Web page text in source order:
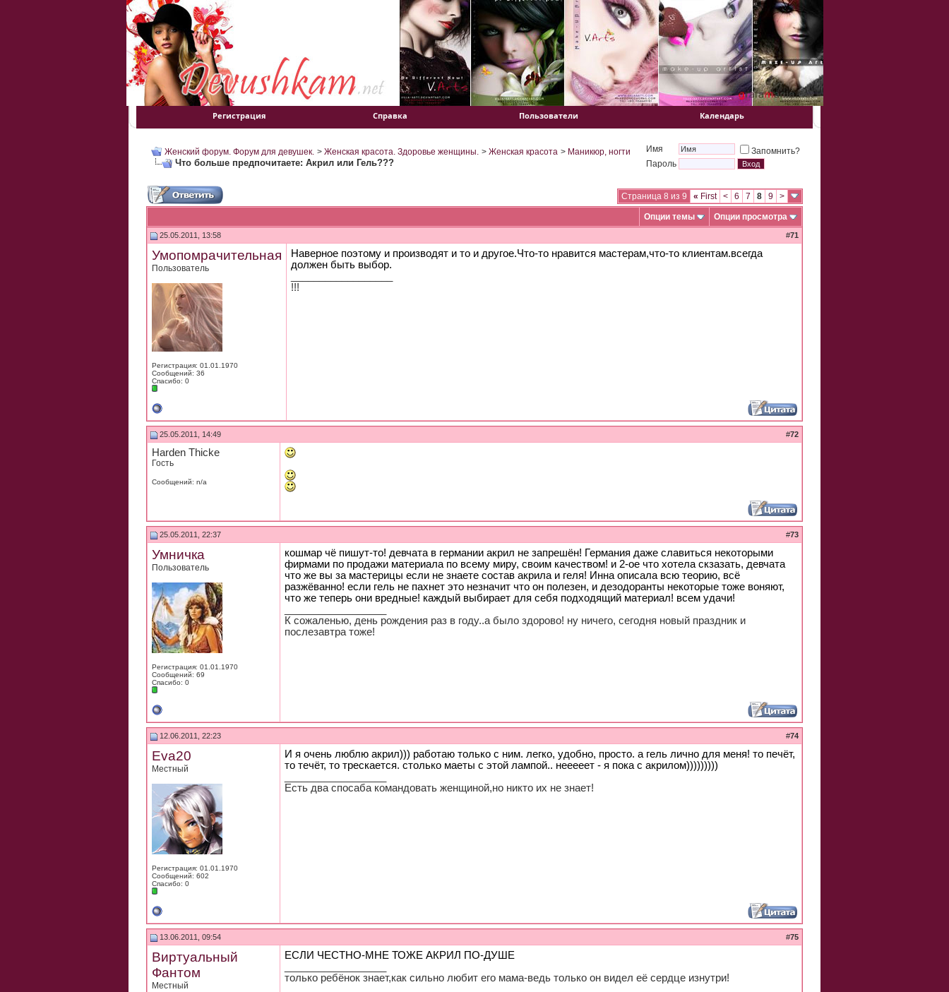
Регистрация Справка Пользователи Календарь
Женский форум. Форум для девушек. > Женская красота. Здоровье женщины. > Женская красота > Маникюр, ногти
Что больше предпочитаете: Акрил или Гель???
Имя
Запомнить?
Пароль
Страница 8 из 9 « First < 6 7 8 9 >
Опции темы Опции просмотра
25.05.2011, 13:58 #71
Умопомрачительная
Пользователь
Регистрация: 01.01.1970
Сообщений: 36
Спасибо: 0
Наверное поэтому и производят и то и другое.Что-то нравится мастерам,что-то клиентам.всегда
должен быть выбор.
!!!
25.05.2011, 14:49 #72
Harden Thicke
Гость
Сообщений: n/a
25.05.2011, 22:37 #73
Умничка
Пользователь
Регистрация: 01.01.1970
Сообщений: 69
Спасибо: 0
кошмар чё пишут-то! девчата в германии акрил не запрешён! Германия даже славиться некоторыми
фирмами по продажи материала по всему миру, своим качеством! и 2-ое что хотела скзазать, девчата
что же вы за мастерицы если не знаете состав акрила и геля! Инна описала всю теорию, всё
разжёванно! если гель не пахнет это незначит что он полезен, и дезодоранты некоторые тоже воняют,
что же теперь они вредные! каждый выбирает для себя подходящий материал! всем удачи!
К сожаленью, день рождения раз в году..а было здорово! ну ничего, сегодня новый праздник и
послезавтра тоже!
12.06.2011, 22:23 #74
Eva20
Местный
Регистрация: 01.01.1970
Сообщений: 602
Спасибо: 0
И я очень люблю акрил))) работаю только с ним. легко, удобно, просто. а гель лично для меня! то печёт,
то течёт, то трескается. столько маеты с этой лампой.. нееееет - я пока с акрилом)))))))))
Есть два спосаба командовать женщиной,но никто их не знает!
13.06.2011, 09:54 #75
Виртуальный
Фантом
Местный
ЕСЛИ ЧЕСТНО-МНЕ ТОЖЕ АКРИЛ ПО-ДУШЕ
только ребёнок знает,как сильно любит его мама-ведь только он видел её сердце изнутри!